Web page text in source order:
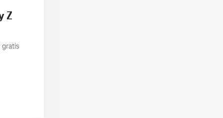
Z
gratis